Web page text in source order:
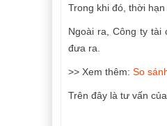
Trong khi đó, thời
Ngoài ra, Công ty
đưa ra.
>> Xem thêm: So
Trên đây là tư vấn